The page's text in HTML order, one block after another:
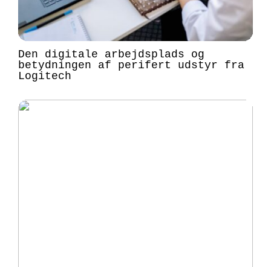
Den digitale arbejdsplads og
betydningen af perifert udstyr fra
Logitech